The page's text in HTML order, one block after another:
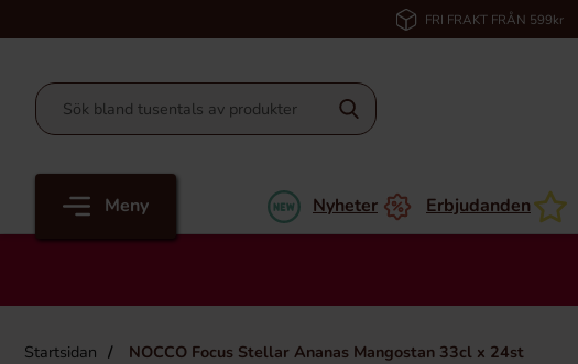
FRI FRAKT FRÅN 599kr
Meny Nyheter Erbjudanden
Startsidan NOCCO Focus Stellar Ananas Mangostan 33cl x 24st